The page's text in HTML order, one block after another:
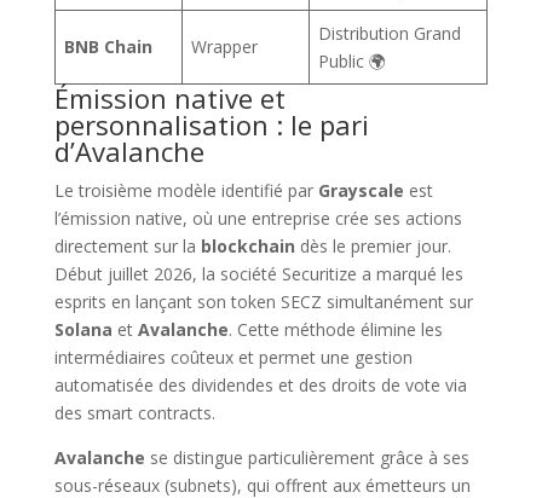
BNB Chain Wrapper
Distribution Grand
Public 🌍
Émission native et
personnalisation : le pari
d’Avalanche
Le troisième modèle identifié par Grayscale est
l’émission native, où une entreprise crée ses actions
directement sur la blockchain dès le premier jour.
Début juillet 2026, la société Securitize a marqué les
esprits en lançant son token SECZ simultanément sur
Solana et Avalanche. Cette méthode élimine les
intermédiaires coûteux et permet une gestion
automatisée des dividendes et des droits de vote via
des smart contracts.
Avalanche se distingue particulièrement grâce à ses
sous-réseaux (subnets), qui offrent aux émetteurs un